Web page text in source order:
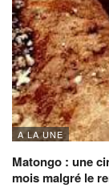
A LA UNE
Matongo : une
mois malgré le